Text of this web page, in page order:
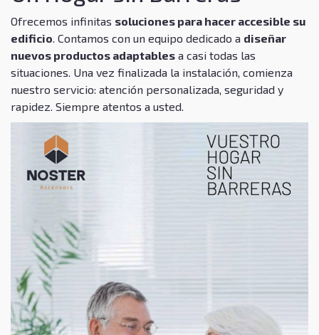
Ofrecemos infinitas soluciones para hacer accesible su
edificio. Contamos con un equipo dedicado a diseñar
nuevos productos adaptables a casi todas las
situaciones. Una vez finalizada la instalación, comienza
nuestro servicio: atención personalizada, seguridad y
rapidez. Siempre atentos a usted.